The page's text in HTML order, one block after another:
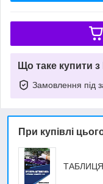
Що таке купити
Замовлення під
При купівлі
ТАБЛИЦЯ